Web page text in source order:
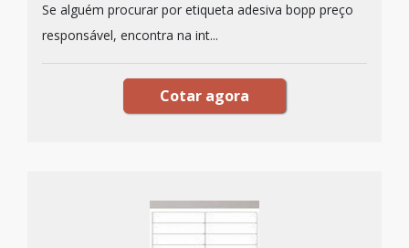
Se alguém procurar por etiqueta adesiva bopp preço
responsável, encontra na int...
Cotar agora